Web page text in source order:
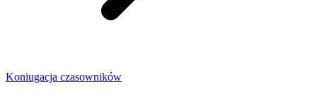
Koniugacja czasowników